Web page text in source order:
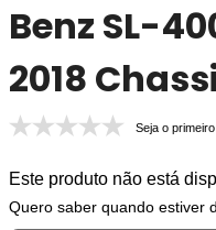
Benz SL-
2018
Seja o
Este produto não está
Quero saber quando estiver